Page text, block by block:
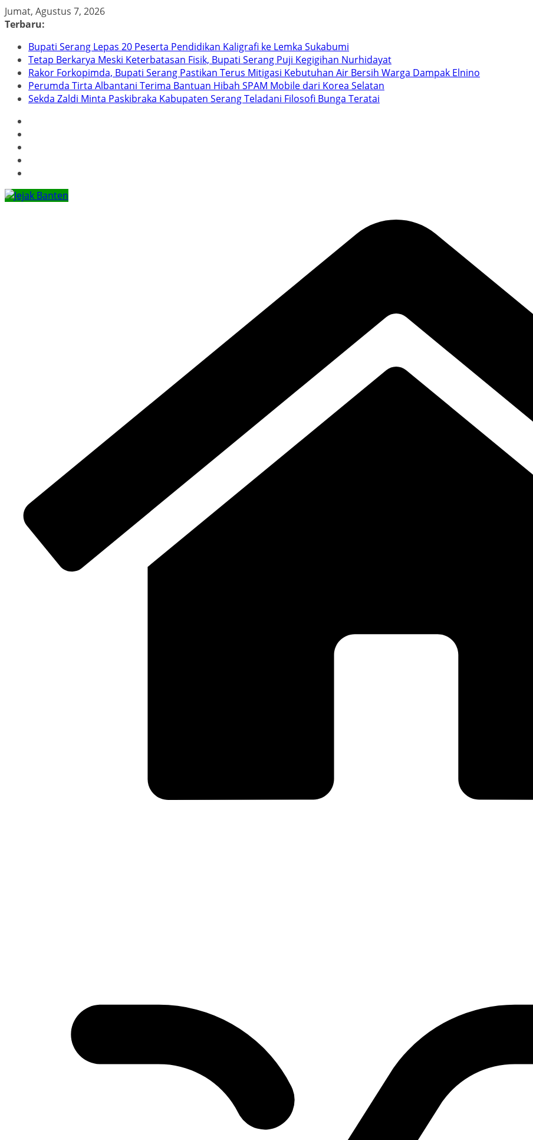
Skip
to
Jumat, Agustus 7, 2026
Terbaru:
Bupati Serang Lepas 20 Peserta Pendidikan Kaligrafi ke Lemka Sukabumi
Tetap Berkarya Meski Keterbatasan Fisik, Bupati Serang Puji Kegigihan Nurhidayat
Rakor Forkopimda, Bupati Serang Pastikan Terus Mitigasi Kebutuhan Air Bersih Warga Dampak Elnino
Perumda Tirta Albantani Terima Bantuan Hibah SPAM Mobile dari Korea Selatan
Sekda Zaldi Minta Paskibraka Kabupaten Serang Teladani Filosofi Bunga Teratai